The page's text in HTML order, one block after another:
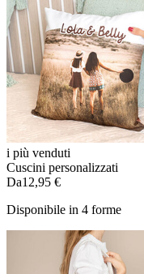
i più venduti
Cuscini personalizzati
Da12,95 €
Disponibile in 4 forme